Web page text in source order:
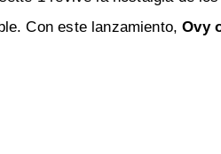
Con este lanzamiento,Ovy